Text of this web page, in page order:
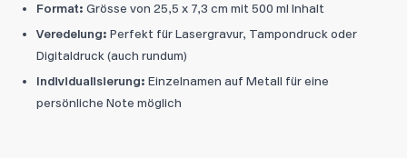
Format: Grösse von 25,5 x 7,3 cm mit 500 ml Inhalt
Veredelung: Perfekt für Lasergravur, Tampondruck oder
Digitaldruck (auch rundum)
Individualisierung: Einzelnamen auf Metall für eine
persönliche Note möglich